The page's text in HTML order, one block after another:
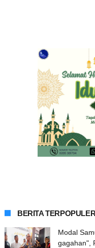
BERITA TERPOPULER
Modal
gagahan",